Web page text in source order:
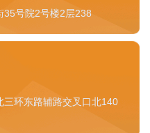
35号院2号楼2层238
三环东路辅路交叉口北140